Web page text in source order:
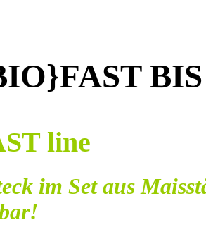
BIS
line
im Set aus